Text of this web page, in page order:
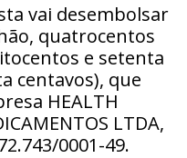
vai desembolsar
quatrocentos
e setenta
centavos), que
HEALTH
LTDA,
0001-49.